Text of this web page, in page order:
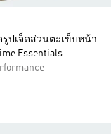
รูปเจ็ดส่วนตะเข็บหน้า
Essentials